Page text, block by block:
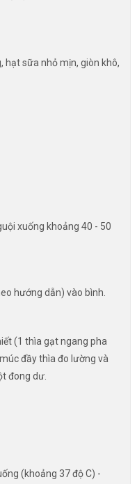
hạt sữa nhỏ mịn, giòn khô,
xuống khoảng 40 - 50
hướng dẫn) vào bình.
(1 thìa gạt ngang pha
đầy thìa đo lường và
đong dư.
(khoảng 37 độ C) -